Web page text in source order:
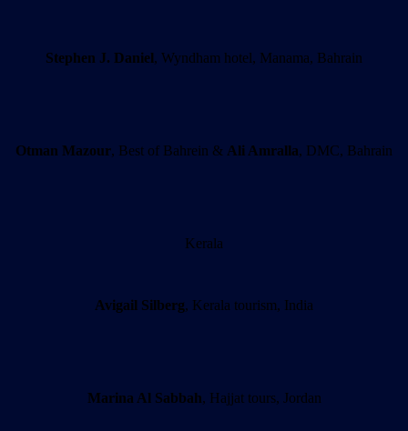
Stephen J. Daniel, Wyndham hotel, Manama, Bahrain
Otman Mazour, Best of Bahrein & Ali Amralla, DMC, Bahrain
Kerala
Avigail Silberg, Kerala tourism, India
Marina Al Sabbah, Hajjat tours, Jordan